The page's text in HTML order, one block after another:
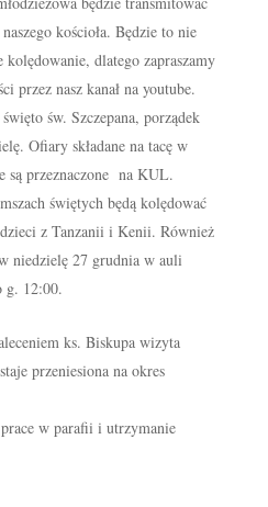
kościoła. Będzie to nie
kolędowanie, dlatego zapraszamy
przez nasz kanał na youtube.
św. Szczepana, porządek
Ofiary składane na tacę w
są przeznaczone na KUL.
świętych będą kolędować
z Tanzanii i Kenii. Również
niedzielę 27 grudnia w auli
g. 12:00.
ks. Biskupa wizyta
przeniesiona na okres
w parafii i utrzymanie